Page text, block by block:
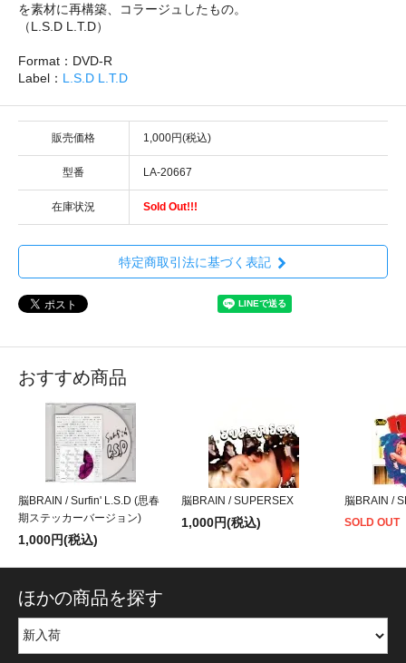
を素材に再構築、コラージュしたもの。
（L.S.D L.T.D）
Format：DVD-R
Label： L.S.D L.T.D
販売価格 1,000円(税込)
型番 LA-20667
在庫状況 Sold Out!!!
特定商取引法に基づく表記
おすすめ商品
脳BRAIN / Surfin' L.S.D (思春
期ステッカーバージョン)
1,000円(税込)
脳BRAIN / SUPERSEX
1,000円(税込)
脳BRAIN /
SOLD OUT
ほかの商品を探す